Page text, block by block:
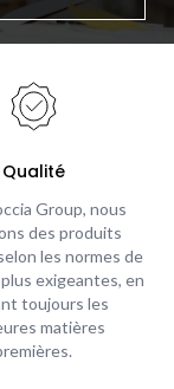
Qualité
Group, nous
des produits
les normes de
exigeantes, en
toujours les
matières